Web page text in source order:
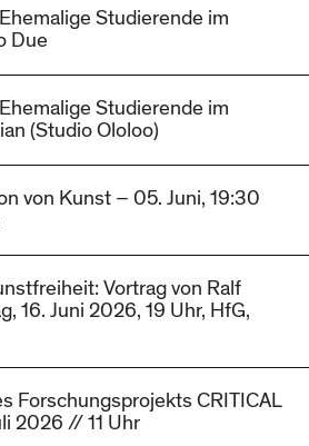
Studierende im
Due
Studierende im
(Studio Ololoo)
von Kunst – 05. Juni, 19:30
Vortrag von Ralf
16. Juni 2026, 19 Uhr, HfG,
Forschungsprojekts CRITICAL
2026 // 11 Uhr